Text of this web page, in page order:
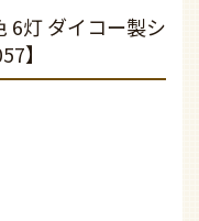
6灯 ダイコー製シ
】